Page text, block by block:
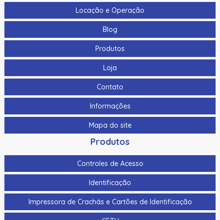
Hikvision Ds-K7P04 86X50X34Mm
Bts400 | Assa Abloy | Botoeira Tipo “No Touch”
Cabo Para Cameras Mobile 2 Metros Hikvision Ds-
Mp2100-2
Cabo Para Cameras Mobile 4 Metros Hikvision Ds-
Cadastrador De Cartoes Hikvision Ds-K1F100-D8E Dupla
Frequencia 125Khz (Em) E 13,56Mhz (Mifare)
Cadastrador Impressao Digital Hikvision Ds-K1F820-F
Cartao De Proximidade Rfid Hikvision Ds-K7M101-E0 Freq.
Cartao De Proximidade Rfid Hikvision Ds-Kem125 Em
125Khz
Locação e Operação
Blog
Produtos
Loja
Contato
Informações
Mapa do site
Produtos
Controles de Acesso
Identificação
Impressora de Crachás e Cartões de Identificação